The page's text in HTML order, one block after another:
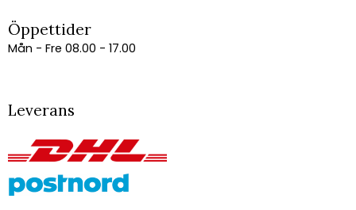
Öppettider
Mån - Fre 08.00 - 17.00
Leverans